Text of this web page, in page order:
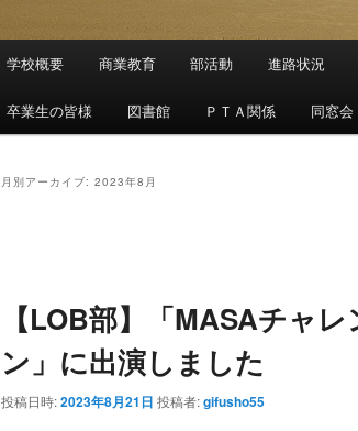
メ
イ
ン
テ
サ
ブ
コ
ン
学校概要 商業教育 部活動 進路状況
卒業生の皆様 図書館 ＰＴＡ関係 同窓会
月別アーカイブ: 2023年8月
ー
シ
【LOB部】「MASAチャ
ン」に出演しました
投稿日時:2023年8月21日 投稿者:gifusho55